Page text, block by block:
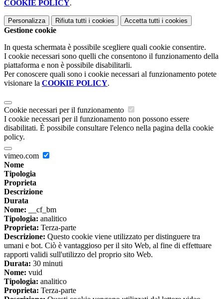
COOKIE POLICY.
Personalizza Rifiuta tutti i cookies Accetta tutti i cookies
Gestione cookie
In questa schermata è possibile scegliere quali cookie consentire.
I cookie necessari sono quelli che consentono il funzionamento della
piattaforma e non è possibile disabilitarli.
Per conoscere quali sono i cookie necessari al funzionamento potete
visionare la COOKIE POLICY.
Cookie necessari per il funzionamento
I cookie necessari per il funzionamento non possono essere
disabilitati. È possibile consultare l'elenco nella pagina della cookie
policy.
vimeo.com
Nome
Tipologia
Proprieta
Descrizione
Durata
Nome: __cf_bm
Tipologia: analitico
Proprieta: Terza-parte
Descrizione: Questo cookie viene utilizzato per distinguere tra
umani e bot. Ciò è vantaggioso per il sito Web, al fine di effettuare
rapporti validi sull'utilizzo del proprio sito Web.
Durata: 30 minuti
Nome: vuid
Tipologia: analitico
Proprieta: Terza-parte